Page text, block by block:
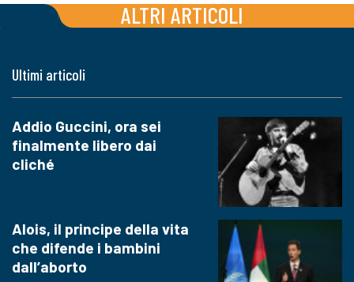
ALTRI ARTICOLI
Ultimi articoli
Addio Guccini, ora sei
finalmente libero dai
cliché
Alois, il principe della vita
che difende i bambini
dall’aborto